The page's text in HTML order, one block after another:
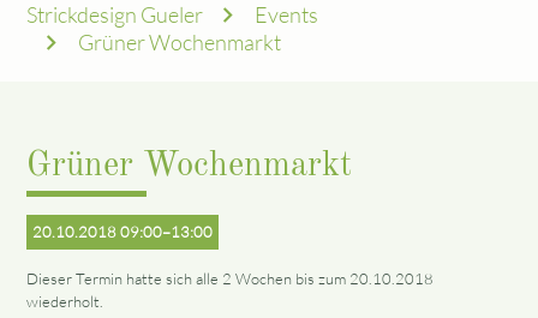
Strickdesign Gueler
Events
Grüner Wochenmarkt
Grüner Wochenmarkt
20.10.2018 09:00–13:00
Dieser Termin hatte sich alle 2 Wochen bis zum 20.10.2018
wiederholt.